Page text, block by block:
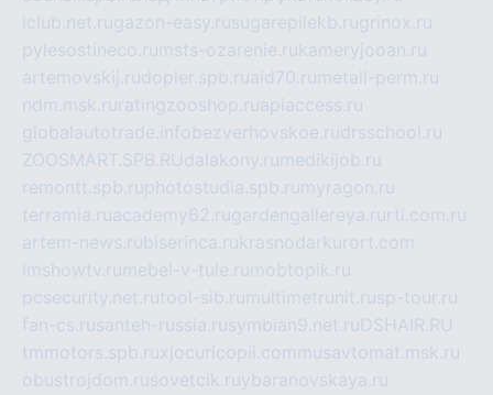
iclub.net.rugazon-easy.rusugarepilekb.rugrinox.ru
pylesostineco.ru msts-ozarenie.rukameryjooan.ru
artemovskij.rudopler.spb.ruaid70.ru metall-perm.ru
ndm.msk.ru ratingzooshop.ruapiaccess.ru
globalautotrade.info bezverhovskoe.rudrsschool.ru
ZOOSMART.SPB.RUdalakony.ru medikijob.ru
remontt.spb.ruphotostudia.spb.ru myragon.ru
terramia.ruacademy62.rugardengallereya.ru rti.com.ru
artem-news.rubiserinca.rukrasnodarkurort.com
imshowtv.ru mebel-v-tule.ru mobtopik.ru
pcsecurity.net.rutool-sib.ru multimetrunit.rusp-tour.ru
fan-cs.rusanteh-russia.rusymbian9.net.ruDSHAIR.RU
tmmotors.spb.ruxjocuricopii.com musavtomat.msk.ru
obustrojdom.rusovetcik.ruybaranovskaya.ru